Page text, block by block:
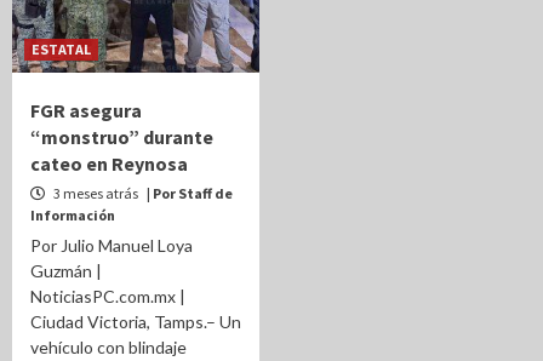
ESTATAL
FGR asegura
“monstruo” durante
cateo en Reynosa
3 meses atrás | Por Staff de
Información
Por Julio Manuel Loya
Guzmán |
NoticiasPC.com.mx |
Ciudad Victoria, Tamps.– Un
vehículo con blindaje